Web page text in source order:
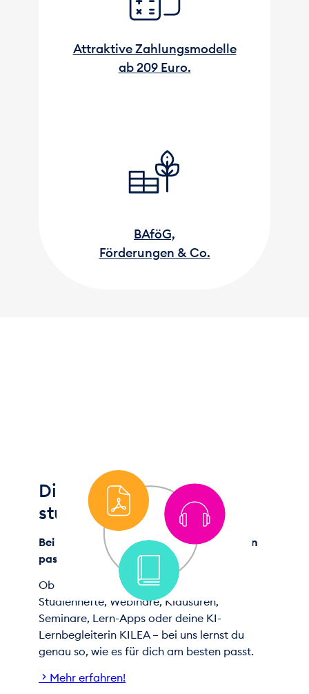
Attraktive Zahlungsmodelle
ab 209 Euro.
BAföG,
Förderungen & Co.
Digital & multimedial
studieren
Bei uns studierst du so, wie's in dein Leben
passt!
Ob digitale Studienmaterialien, Audio-
Studienhefte, Webinare, Klausuren,
Seminare, Lern-Apps oder deine KI-
Lernbegleiterin KILEA – bei uns lernst du
genau so, wie es für dich am besten passt.
Mehr erfahren!